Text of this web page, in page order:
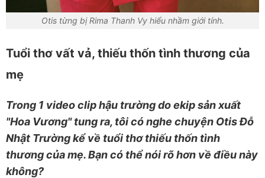
Otis từng bị Rima Thanh Vy hiểu nhầm giới tính.
Tuổi thơ vất vả, thiếu thốn tình thương của
mẹ
Trong 1 video clip hậu trường do ekip sản xuất
"Hoa Vương" tung ra, tôi có nghe chuyện Otis Đỗ
Nhật Trường kể về tuổi thơ thiếu thốn tình
thương của mẹ. Bạn có thể nói rõ hơn về điều này
không?